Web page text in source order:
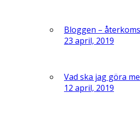
Bloggen –
23 april, 2019
Vad ska jag göra
12 april, 2019